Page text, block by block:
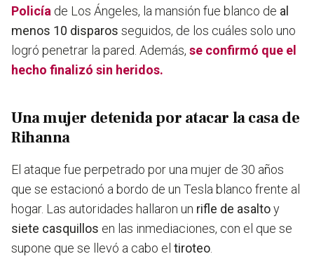
Policía de Los Ángeles, la mansión fue blanco de al
menos 10 disparos seguidos, de los cuáles solo uno
logró penetrar la pared . Además, se confirmó que el
hecho finalizó sin heridos.
Una mujer detenida por atacar la casa de
Rihanna
El ataque fue perpetrado por una mujer de 30 años
que se estacionó a bordo de un Tesla blanco frente al
hogar. Las autoridades hallaron un rifle de asaltoy
siete casquillos en las inmediaciones, con el que se
supone que se llevó a cabo el tiroteo